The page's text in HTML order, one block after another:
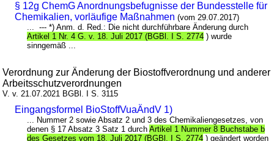
§ 12g ChemG Anordnungsbefugnisse der Bundesstelle für
Chemikalien, vorläufige Maßnahmen (vom 29.07.2017)
... --- *) Anm. d. Red.: Die nicht durchführbare Änderung durch
Artikel 1 Nr. 4 G. v. 18. Juli 2017 (BGBl. I S. 2774 ) wurde
sinngemäß ...
Verordnung zur Änderung der Biostoffverordnung und anderer
Arbeitsschutzverordnungen
V. v. 21.07.2021 BGBl. I S. 3115
Eingangsformel BioStoffVuaÄndV 1)
... Nummer 2 sowie Absatz 2 und 3 des Chemikaliengesetzes, von
denen § 17 Absatz 3 Satz 1 durchArtikel 1 Nummer 8 Buchstabe b
des Gesetzes vom 18. Juli 2017 (BGBl. I S. 2774 ) geändert worden